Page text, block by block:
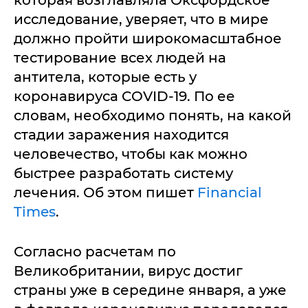
исследование, уверяет, что в мире
должно пройти широкомасштабное
тестирование всех людей на
антитела, которые есть у
коронавируса COVID-19. По ее
словам, необходимо понять, на какой
стадии заражения находится
человечество, чтобы как можно
быстрее разработать систему
лечения. Об этом пишет Financial
Times.
Согласно расчетам по
Великобритании, вирус достиг
страны уже в середине января, а уже